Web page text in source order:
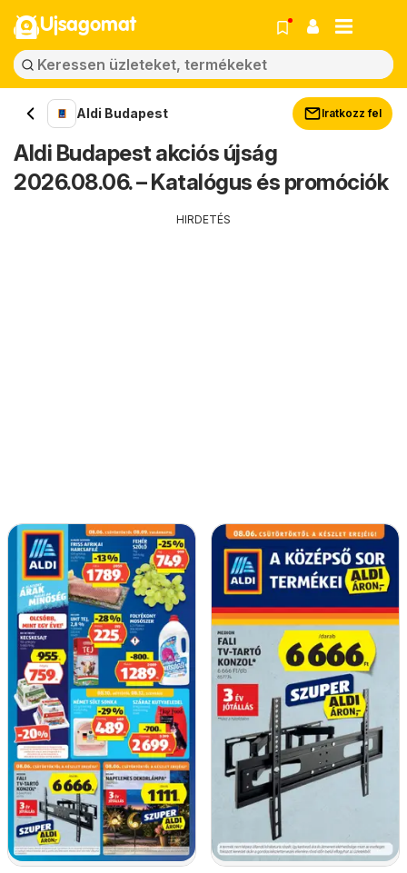
Ujsagomat
Aldi Budapest Iratkozz fel
Aldi Budapest akciós újság
2026.08.06. – Katalógus és promóciók
HIRDETÉS